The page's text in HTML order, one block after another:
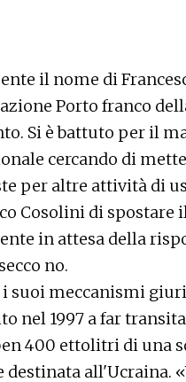
il nome di
Porto franco
Si è battuto per il
cercando di
per altre attività di
Cosolini di spostare
in attesa della
no.
suoi meccanismi
nel 1997 a far
400 ettolitri di una
destinata all'Ucraina.